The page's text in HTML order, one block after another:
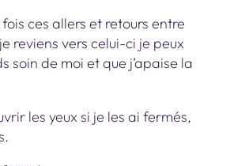
ces allers et retours entre
reviens vers celui-ci je peux
soin de moi et que j’apaise la
les yeux si je les ai fermés,